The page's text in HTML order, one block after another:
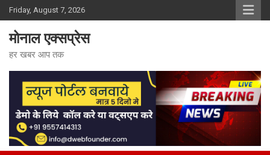
Skip
to
content
Friday, August 7, 2026
मोनाल एक्सप्रेस
हर खबर आप तक